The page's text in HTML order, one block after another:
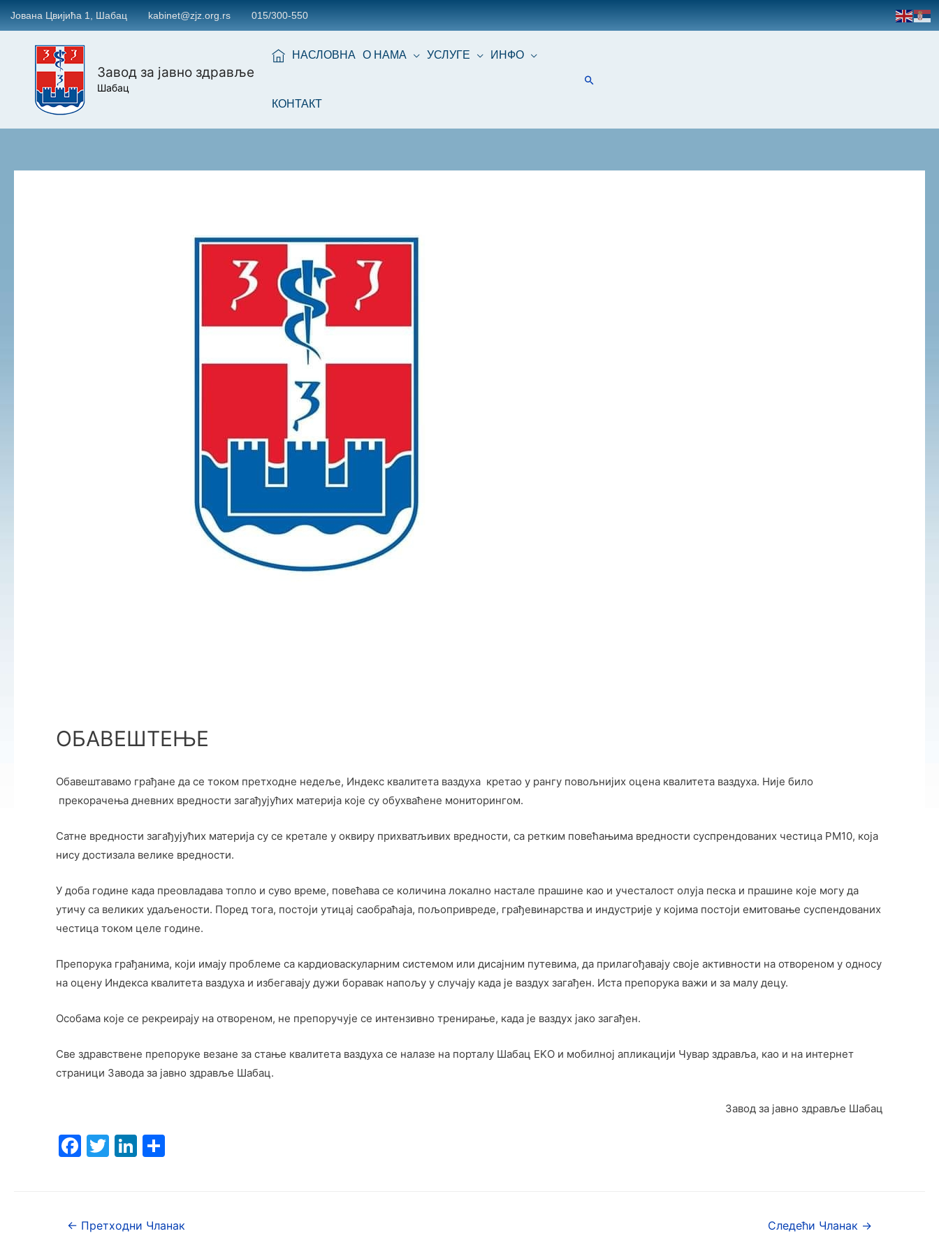
Јована Цвијића 1, Шабац kabinet@zjz.org.rs 015/300-550
Завод за јавно здравље
Шабац
НАСЛОВНА О НАМА УСЛУГЕ ИНФО
КОНТАКТ
ОБАВЕШТЕЊЕ
Обавештавамо грађане да се током претходне недеље, Индекс квалитета ваздуха кретао у рангу повољнијих оцена квалитета ваздуха. Није било
прекорачења дневних вредности загађујућих материја које су обухваћене мониторингом.
Сатне вредности загађујућих материја су се кретале у оквиру прихватљивих вредности, са ретким повећањима вредности суспрендованих честица PM10, која
нису достизала велике вредности.
У доба године када преовладава топло и суво време, повећава се количина локално настале прашине као и учесталост олуја песка и прашине које могу да
утичу са великих удаљености. Поред тога, постоји утицај саобраћаја, пољопривреде, грађевинарства и индустрије у којима постоји емитовање суспендованих
честица током целе године.
Препорука грађанима, који имају проблеме са кардиоваскуларним системом или дисајним путевима, да прилагођавају своје активности на отвореном у односу
на оцену Индекса квалитета ваздуха и избегавају дужи боравак напољу у случају када је ваздух загађен. Иста препорука важи и за малу децу.
Особама које се рекреирају на отвореном, не препоручује се интензивно тренирање, када је ваздух јако загађен.
Све здравствене препоруке везане за стање квалитета ваздуха се налазе на порталу Шабац EKО и мобилној апликацији Чувар здравља, као и на интернет
страници Завода за јавно здравље Шабац.
Завод за јавно здравље Шабац
F
b
T Li
dI
S
← Претходни Чланак Следећи Чланак →